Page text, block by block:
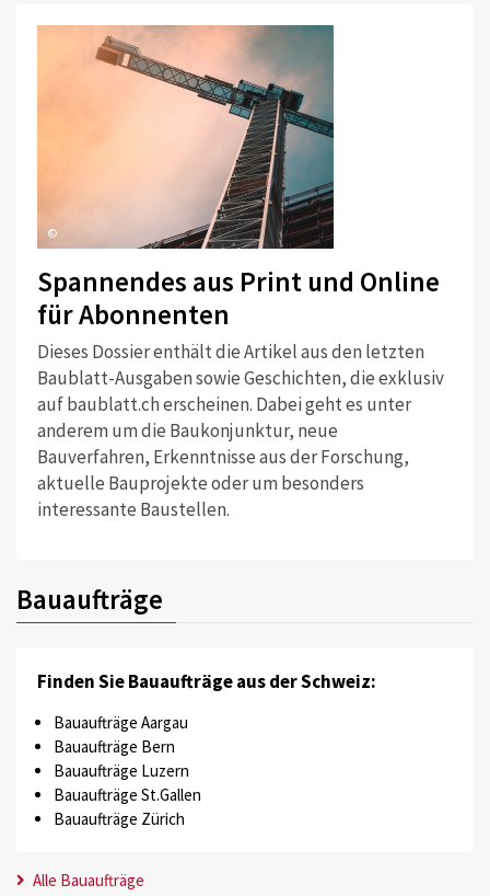
©
Spannendes aus Print und Online
für Abonnenten
Dieses Dossier enthält die Artikel aus den letzten
Baublatt-Ausgaben sowie Geschichten, die exklusiv
auf baublatt.ch erscheinen. Dabei geht es unter
anderem um die Baukonjunktur, neue
Bauverfahren, Erkenntnisse aus der Forschung,
aktuelle Bauprojekte oder um besonders
interessante Baustellen.
Bauaufträge
Finden Sie Bauaufträge aus der Schweiz:
Bauaufträge Aargau
Bauaufträge Bern
Bauaufträge Luzern
Bauaufträge St.Gallen
Bauaufträge Zürich
Alle Bauaufträge